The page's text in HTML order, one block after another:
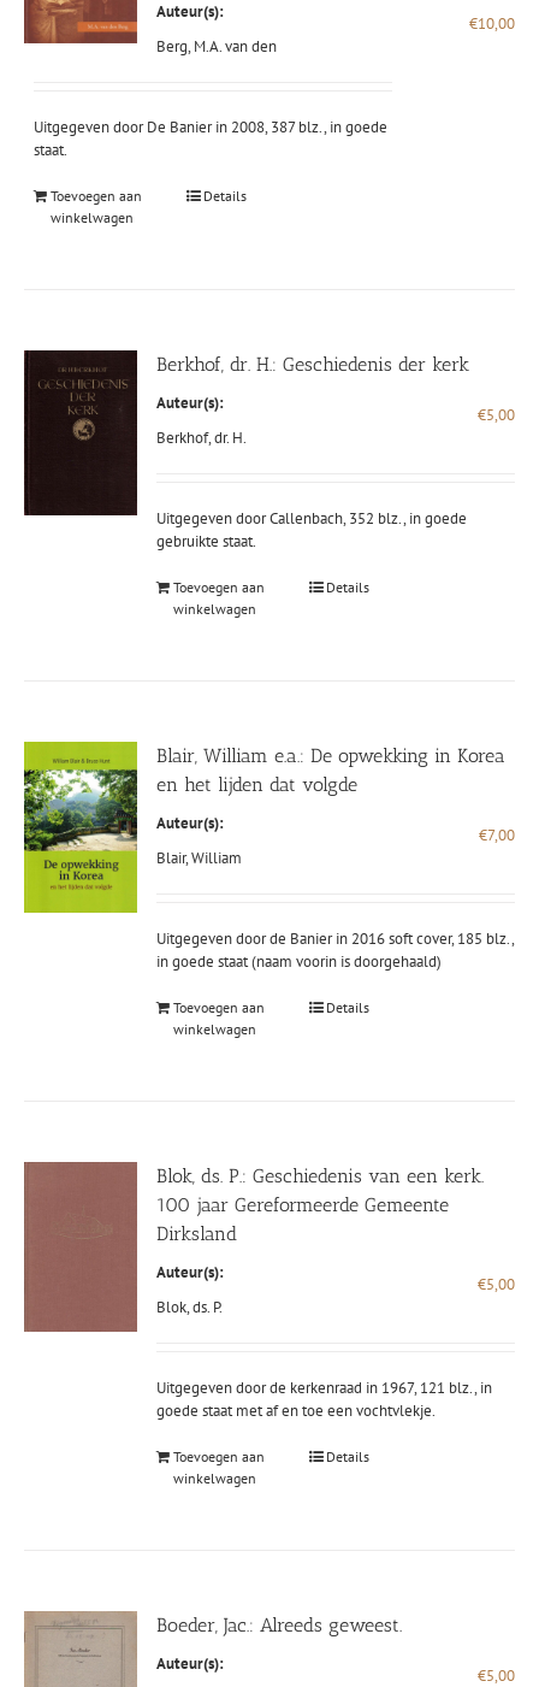
Auteur(s):
Berg, M.A. van den
€10,00
Uitgegeven door De Banier in 2008, 387 blz., in goede
staat.
Toevoegen aan
winkelwagen
Details
Berkhof, dr. H.: Geschiedenis der kerk
Auteur(s):
Berkhof, dr. H.
€5,00
Uitgegeven door Callenbach, 352 blz., in goede
gebruikte staat.
Toevoegen aan
winkelwagen
Details
Blair, William e.a.: De opwekking in Korea
en het lijden dat volgde
Auteur(s):
Blair, William
€7,00
Uitgegeven door de Banier in 2016 soft cover, 185 blz.,
in goede staat (naam voorin is doorgehaald)
Toevoegen aan
winkelwagen
Details
Blok, ds. P.: Geschiedenis van een kerk.
100 jaar Gereformeerde Gemeente
Dirksland
Auteur(s):
Blok, ds. P.
€5,00
Uitgegeven door de kerkenraad in 1967, 121 blz., in
goede staat met af en toe een vochtvlekje.
Toevoegen aan
winkelwagen
Details
Boeder, Jac.: Alreeds geweest.
Auteur(s):
€5,00